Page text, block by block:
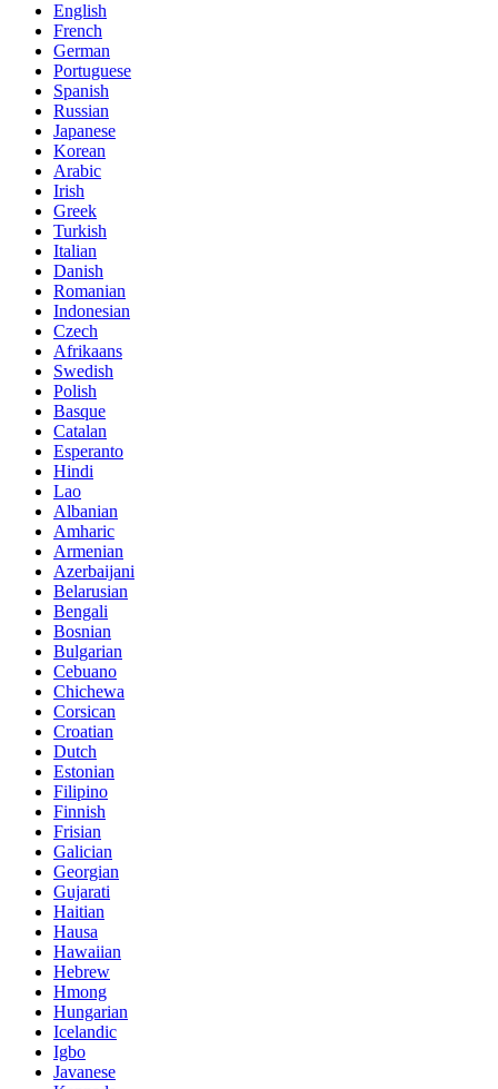
English
French
German
Portuguese
Spanish
Russian
Japanese
Korean
Arabic
Irish
Greek
Turkish
Italian
Danish
Romanian
Indonesian
Czech
Afrikaans
Swedish
Polish
Basque
Catalan
Esperanto
Hindi
Lao
Albanian
Amharic
Armenian
Azerbaijani
Belarusian
Bengali
Bosnian
Bulgarian
Cebuano
Chichewa
Corsican
Croatian
Dutch
Estonian
Filipino
Finnish
Frisian
Galician
Georgian
Gujarati
Haitian
Hausa
Hawaiian
Hebrew
Hmong
Hungarian
Icelandic
Igbo
Javanese